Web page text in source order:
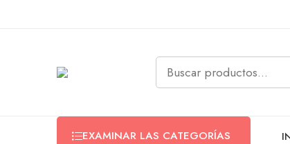
EXAMINAR LAS CATEGORÍAS